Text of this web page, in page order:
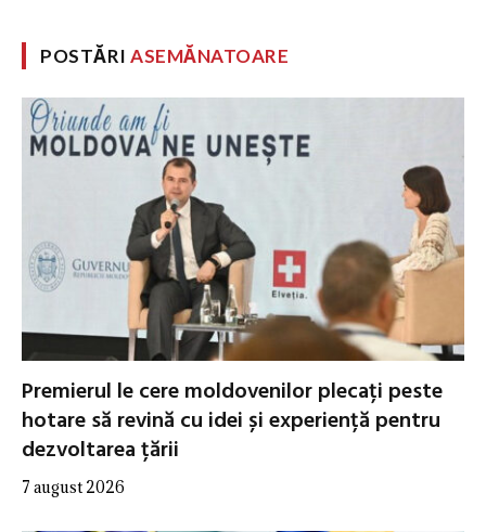
POSTĂRIASEMĂNATOARE
Premierul le cere moldovenilor plecați peste
hotare să revină cu idei și experiență pentru
dezvoltarea țării
7 august 2026